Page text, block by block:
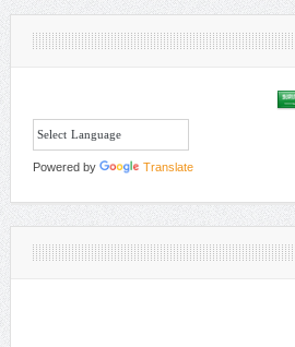
Powered by Translate